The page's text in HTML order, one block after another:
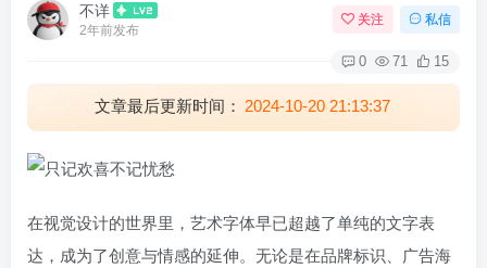
不详
2年前发布
关注 私信
0 71 15
文章最后更新时间： 2024-10-20 21:13:37
在视觉设计的世界里，艺术字体早已超越了单纯的文字表
达，成为了创意与情感的延伸。无论是在品牌标识、广告海